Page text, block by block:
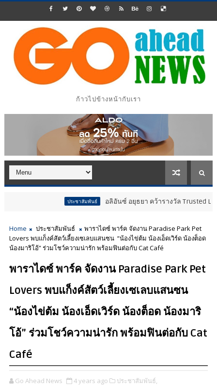
ก้าวไปข้างหน้ากับเรา
อลิอันซ์ อยุธยา คว้ารางวัล Trusted Life
Home ประชาสัมพันธ์
พาราไดซ์ พาร์ค จัดงาน Paradise Park Pet
Lovers พบแก็งค์สัตว์เลี้ยงเซเลบแสนซน “น้องไข่ต้ม น้องเอ็ดเวิร์ด น้องต็อด
น้องมาริโอ้” ร่วมโชว์ความน่ารัก พร้อมฟินต่อกับ Cat Café
พาราไดซ์ พาร์ค จัดงาน Paradise Park Pet
Lovers พบแก็งค์สัตว์เลี้ยงเซเลบแสนซน
“น้องไข่ต้ม น้องเอ็ดเวิร์ด น้องต็อด น้องมาริ
โอ้” ร่วมโชว์ความน่ารัก พร้อมฟินต่อกับ Cat
Café
Go Ahead News 4 years ago ประชาสัมพันธ์,